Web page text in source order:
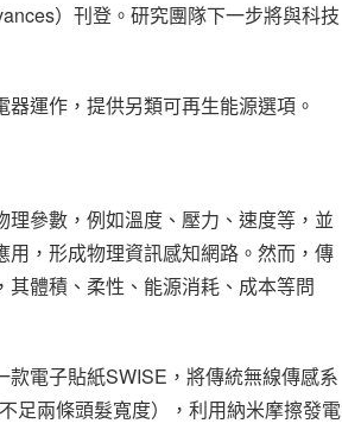
）刊登。研究團隊下一步將與科技
運作，提供另類可再生能源選項。
參數，例如溫度、壓力、速度等，並
，形成物理資訊感知網路。然而，傳
體積、柔性、能源消耗、成本等問
電子貼紙SWISE，將傳統無線傳感系
足兩條頭髮寬度），利用納米摩擦發電